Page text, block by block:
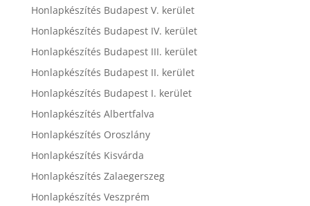
Honlapkészítés Budapest V. kerület
Honlapkészítés Budapest IV. kerület
Honlapkészítés Budapest III. kerület
Honlapkészítés Budapest II. kerület
Honlapkészítés Budapest I. kerület
Honlapkészítés Albertfalva
Honlapkészítés Oroszlány
Honlapkészítés Kisvárda
Honlapkészítés Zalaegerszeg
Honlapkészítés Veszprém